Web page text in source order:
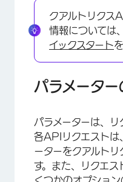
クアルトリクス
情報については、
イックスタート
パラメータ
パラメーターは、リ
各APIリクエストは
ーターをクアルト
す。また、リクエス